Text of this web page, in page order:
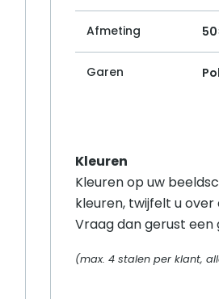
Afmeting
Garen
Kleuren
Kleuren op uw
kleuren, twijfelt u over
Vraag dan gerust een
(max. 4 stalen per klant,